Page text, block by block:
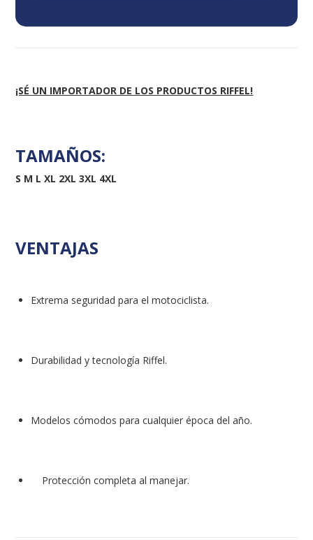
¡SÉ UN IMPORTADOR DE LOS PRODUCTOS RIFFEL!
TAMAÑOS:
S M L XL 2XL 3XL 4XL
VENTAJAS
Extrema seguridad para el motociclista.
Durabilidad y tecnología Riffel.
Modelos cómodos para cualquier época del año.
Protección completa al manejar.